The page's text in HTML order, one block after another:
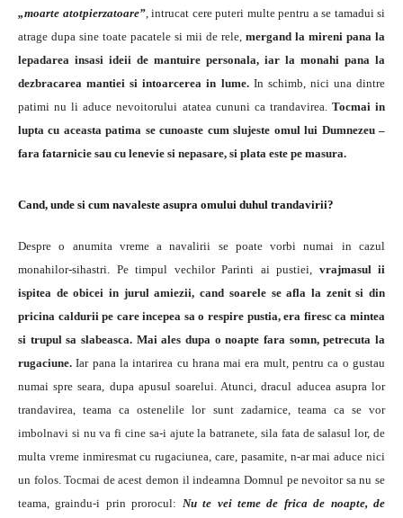
„moarte atotpierzatoare”, intrucat cere puteri multe pentru a se tamadui si
atrage dupa sine toate pacatele si mii de rele, mergand la mireni pana la
lepadarea insasi ideii de mantuire personala, iar la monahi pana la
dezbracarea mantiei si intoarcerea in lume.In schimb, nici una dintre
patimi nu li aduce nevoitorului atatea cununi ca trandavirea. Tocmai in
lupta cu aceasta patima se cunoaste cum slujeste omul lui Dumnezeu –
fara fatarnicie sau cu lenevie si nepasare, si plata este pe masura.
Cand, unde si cum navaleste asupra omului duhul trandavirii?
Despre o anumita vreme a navalirii se poate vorbi numai in cazul
monahilor-sihastri. Pe timpul vechilor Parinti ai pustiei, vrajmasul ii
ispitea de obicei in jurul amiezii, cand soarele se afla la zenit si din
pricina caldurii pe care incepea sa o respire pustia, era firesc ca mintea
si trupul sa slabeasca. Mai ales dupa o noapte fara somn, petrecuta la
rugaciune. Iar pana la intarirea cu hrana mai era mult, pentru ca o gustau
numai spre seara, dupa apusul soarelui. Atunci, dracul aducea asupra lor
trandavirea, teama ca ostenelile lor sunt zadarnice, teama ca se vor
imbolnavi si nu va fi cine sa-i ajute la batranete, sila fata de salasul lor, de
multa vreme inmiresmat cu rugaciunea, care, pasamite, n-ar mai aduce nici
un folos. Tocmai de acest demon il indeamna Domnul pe nevoitor sa nu se
teama, graindu-i prin prorocul: Nu te vei teme de frica de noapte, de